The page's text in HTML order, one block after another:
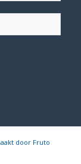
door Fruto